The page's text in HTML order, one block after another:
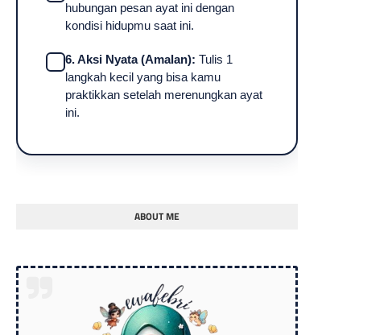
hubungan pesan ayat ini dengan
kondisi hidupmu saat ini.
6. Aksi Nyata (Amalan): Tulis 1
langkah kecil yang bisa kamu
praktikkan setelah merenungkan ayat
ini.
ABOUT ME